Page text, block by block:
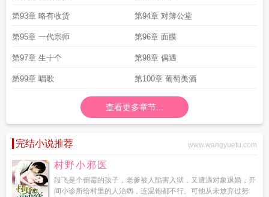
第93章 略有收货 第94章 对簿公堂
第95章 一代宗师 第96章 面膜
第97章 生十个 第98章 偶遇
第99章 唱歌 第100章 葡萄美酒
查看更多章节...
完结小说推荐 www.wangyuetu.com
村野小邪医
段飞是个倒霉的孩子，老爹被人陷害入狱，又遭遇对象退婚，开
间小诊所给村里的人治病，连温饱都不行。可他从未放弃过努